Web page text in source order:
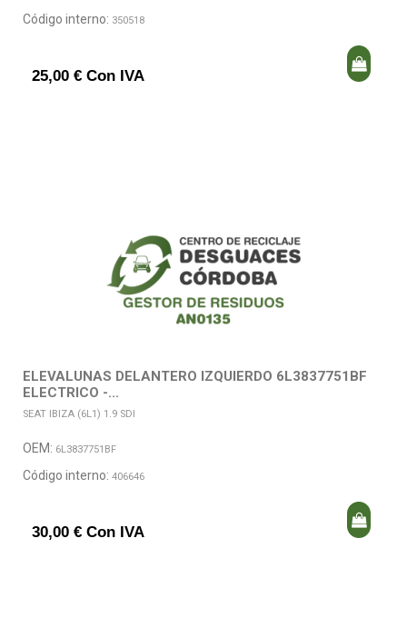
Código interno: 350518
25,00 € Con IVA
ELEVALUNAS DELANTERO IZQUIERDO 6L3837751BF
ELECTRICO -...
SEAT IBIZA (6L1) 1.9 SDI
OEM: 6L3837751BF
Código interno: 406646
30,00 € Con IVA